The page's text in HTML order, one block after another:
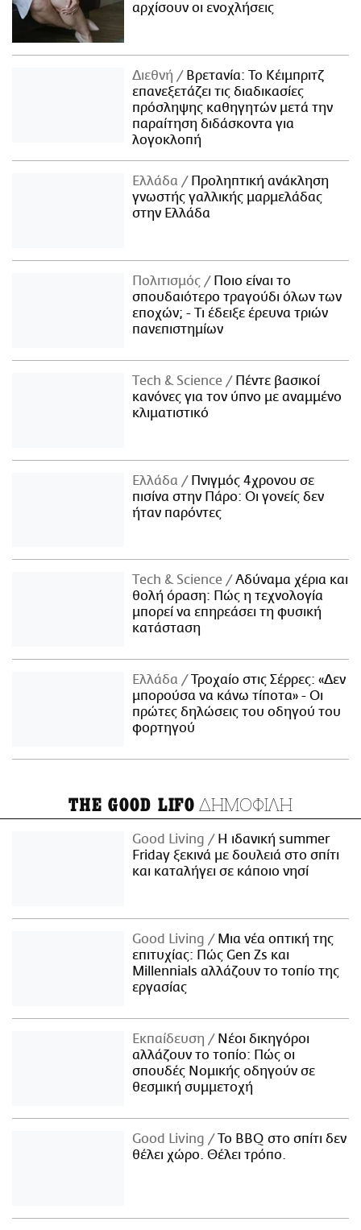
αρχίσουν οι ενοχλήσεις
Διεθνή
Βρετανία: Το Κέιμπριτζ
επανεξετάζει τις διαδικασίες
πρόσληψης καθηγητών μετά την
παραίτηση διδάσκοντα για
λογοκλοπή
Ελλάδα
Προληπτική ανάκληση
γνωστής γαλλικής μαρμελάδας
στην Ελλάδα
Πολιτισμός
Ποιο είναι το
σπουδαιότερο τραγούδι όλων των
εποχών; - Τι έδειξε έρευνα τριών
πανεπιστημίων
Τech & Science
Πέντε βασικοί
κανόνες για τον ύπνο με αναμμένο
κλιματιστικό
Ελλάδα
Πνιγμός 4χρονου σε
πισίνα στην Πάρο: Οι γονείς δεν
ήταν παρόντες
Τech & Science
Αδύναμα χέρια και
θολή όραση: Πώς η τεχνολογία
μπορεί να επηρεάσει τη φυσική
κατάσταση
Ελλάδα
Τροχαίο στις Σέρρες: «Δεν
μπορούσα να κάνω τίποτα» - Οι
πρώτες δηλώσεις του οδηγού του
φορτηγού
THE GOOD LIFO ΔΗΜΟΦΙΛΗ
Good Living
Η ιδανική summer
Friday ξεκινά με δουλειά στο σπίτι
και καταλήγει σε κάποιο νησί
Good Living
Μια νέα οπτική της
επιτυχίας: Πώς Gen Zs και
Millennials αλλάζουν το τοπίο της
εργασίας
Εκπαίδευση
Νέοι δικηγόροι
αλλάζουν το τοπίο: Πώς οι
σπουδές Νομικής οδηγούν σε
θεσμική συμμετοχή
Good Living
Το BBQ στο σπίτι δεν
θέλει χώρο. Θέλει τρόπο.